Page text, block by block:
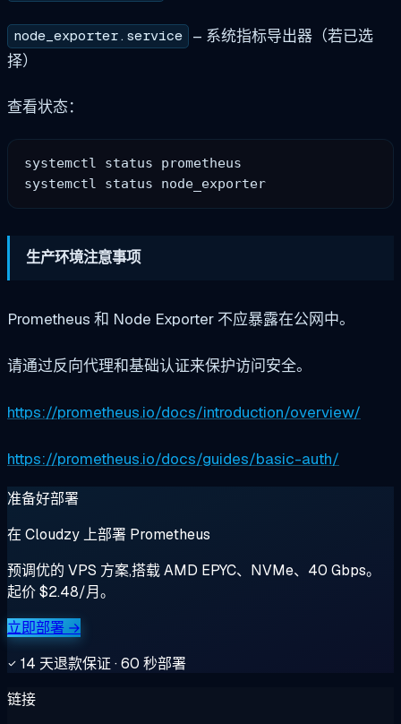
node_exporter.service – 系统指标导出器（若已选
择）
查看状态：
systemctl status prometheus
生产环境注意事项
Prometheus 和 Node Exporter 不应暴露在公网中。
请通过反向代理和基础认证来保护访问安全。
https://prometheus.io/docs/introduction/overview/
https://prometheus.io/docs/guides/basic-auth/
准备好部署
在 Cloudzy 上部署 Prometheus
预调优的 VPS 方案,搭载 AMD EPYC、NVMe、40 Gbps。
起价 $2.48/月。
立即部署 →
14 天退款保证 · 60 秒部署
链接